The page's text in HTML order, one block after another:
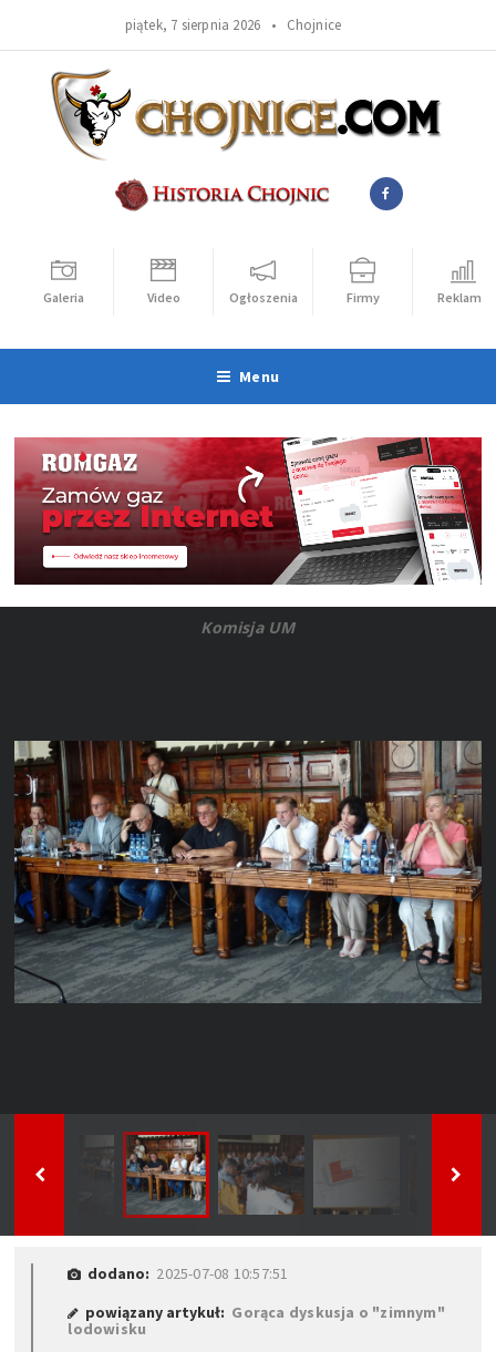
piątek, 7 sierpnia 2026 • Chojnice
Galeria Video Ogłoszenia Firmy Reklama
Menu
Komisja UM
dodano: 2025-07-08 10:57:51
powiązany artykuł: Gorąca dyskusja o "zimnym"
lodowisku